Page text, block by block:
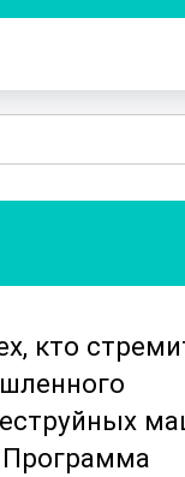
кто
Программа